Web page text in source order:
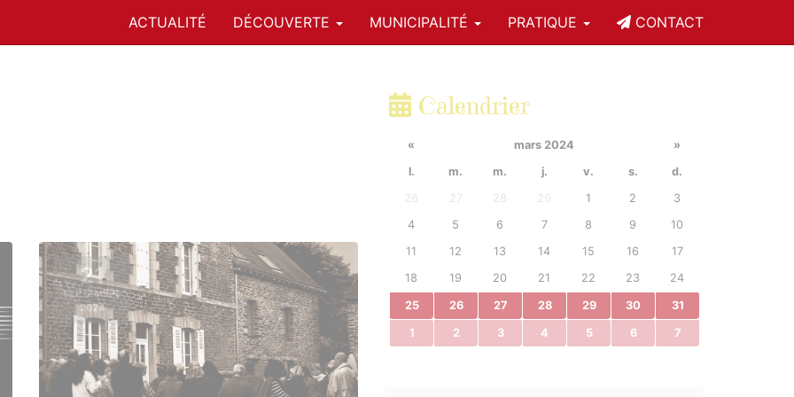
ACTUALITÉ DÉCOUVERTE MUNICIPALITÉ PRATIQUE CONTACT
21
SEPTEMBRE
2024
Calendrier
« mars 2024
»
l.
m. m. j. v. s.
d.
26
27 28 29 1 2
3
4
5 6 7 8 9
10
11
12 13 14 15 16
17
18
19 20 21 22 23 24
25 26 27 28 29 30 31
1 2 3 4 5 6 7